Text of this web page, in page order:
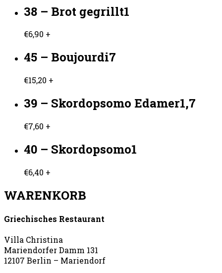
38 – Brot gegrillt1
€6,90 +
45 – Boujourdi7
€15,20 +
39 – Skordopsomo Edamer1,7
€7,60 +
40 – Skordopsomo1
€6,40 +
WARENKORB
Griechisches Restaurant
Villa Christina
Mariendorfer Damm 131
12107 Berlin – Mariendorf